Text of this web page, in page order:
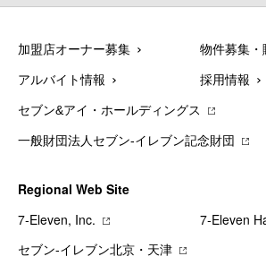
加盟店オーナー募集 物件募集・
アルバイト情報 採用情報
セブン&アイ・ホールディングス
一般財団法人セブン-イレブン記念財団
Regional Web Site
7‐Eleven, Inc.
7‐Eleven
セブン‐イレブン北京・天津